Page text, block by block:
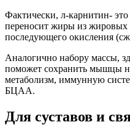
Фактически, л-карнитин-
переносит жиры из жировых
последующего окисления
Аналогично набору массы,
поможет сохранить мышцы
метаболизм, иммунную
БЦАА.
Для суставов и